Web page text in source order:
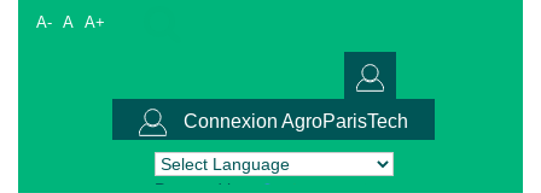
A- A A+
Connexion AgroParisTech